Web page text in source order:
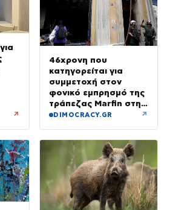
↗
46χρονη που
κατηγορείται για
συμμετοχή στον
φονικό εμπρησμό της
τράπεζας Marfin στην
Αθήνα
DIMOCRACY.GR ↗